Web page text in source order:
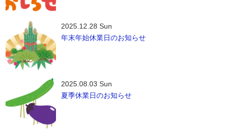
2025.12.28 Sun
年末年始休業日のお知らせ
2025.08.03 Sun
夏季休業日のお知らせ